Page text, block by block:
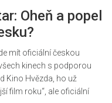
Oheň a popel
mít oficiální českou
kinech s podporou
Kino Hvězda , ho už
film roku“, ale oficiální